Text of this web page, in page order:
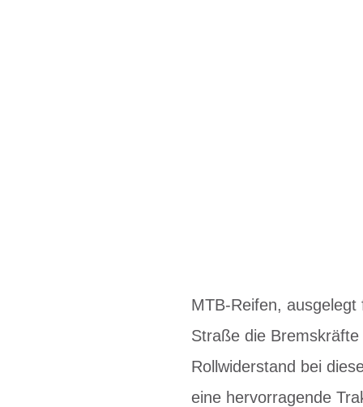
MTB-Reifen,
Straße die
Rollwiderstand bei
eine hervorragende